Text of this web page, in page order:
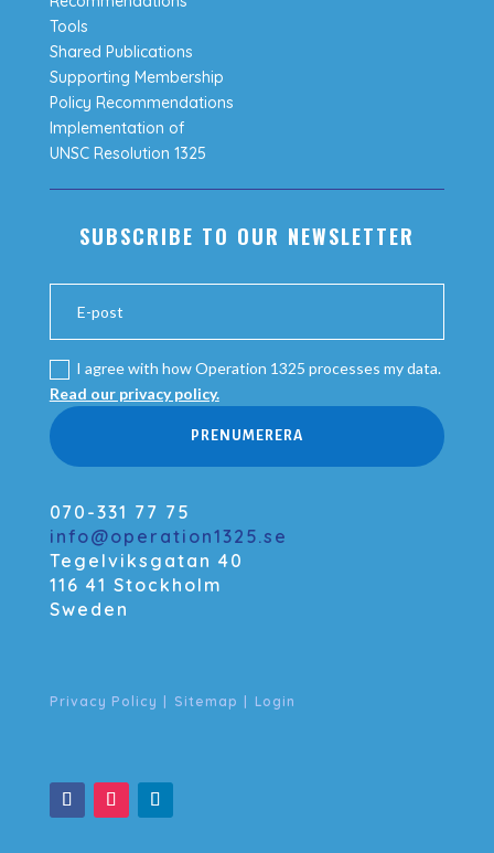
Tools
Shared Publications
Supporting Membership
Policy Recommendations
Implementation of
UNSC Resolution 1325
SUBSCRIBE TO OUR NEWSLETTER
I agree with how Operation 1325 processes my data.
Read our privacy policy.
PRENUMERERA
070-331 77 75
info@operation1325.se
Tegelviksgatan 40
116 41 Stockholm
Sweden
Privacy Policy | Sitemap | Login